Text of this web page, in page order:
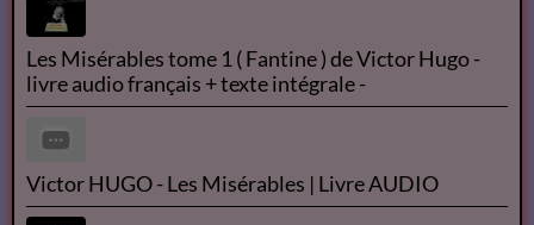
Les Misérables tome 1 ( Fantine ) de Victor Hugo -
livre audio français + texte intégrale -
Victor HUGO - Les Misérables | Livre AUDIO